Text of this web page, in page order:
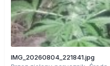
IMG_20260804_221841.jpg